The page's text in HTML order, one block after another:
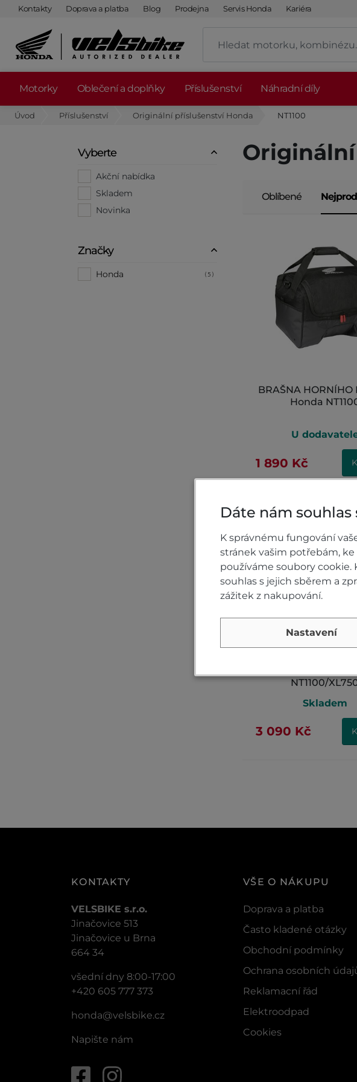
Kontakty Doprava a platba Blog Prodejna Servis Honda Kariéra
Motorky Oblečení a doplňky Příslušenství Náhradní díly
Úvod Příslušenství Originální příslušenství Honda NT1100
Vyberte
Akční nabídka
Skladem
Novinka
Značky
Honda (5)
Originální
Oblíbené
BRAŠNA HORNÍHO
Honda
U
1 890 Kč
NT1100/
Skladem
3 090 Kč
KONTAKTY
VELSBIKE s.r.o.
Jinačovice 513
Jinačovice u Brna
664 34
všední dny 8:00-17:00
+420 605 777 373
honda@velsbike.cz
Napište nám
VŠE O NÁKUPU
Doprava a platba
Často kladené otázky
Obchodní podmínky
Ochrana osobních
Reklamacní řád
Elektroodpad
Cookies
Dáte nám
K správnému fungování
stránek vašim potřebám,
používáme soubory
souhlas s jejich sběrem a
zážitek z nakupování.
Nastavení